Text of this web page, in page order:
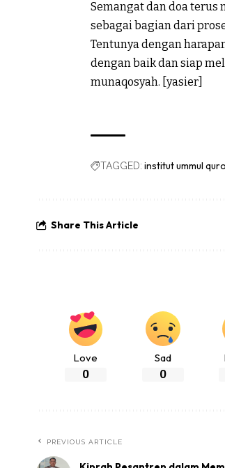
Semangat dan doa
sebagai bagian dari
Tentunya dengan
dengan baik dan siap
munaqosyah. [yasier]
TAGGED: institut ummul quro
Share This Article
Love
0
Sad
0
PREVIOUS ARTICLE